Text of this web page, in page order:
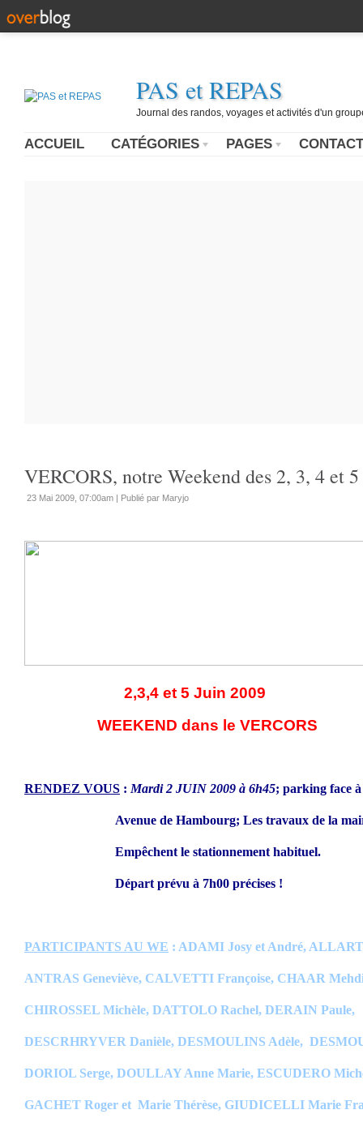
PAS et REPAS
Journal des randos, voyages et activités d'un
ACCUEIL CATÉGORIES PAGES CONTACT
VERCORS, notre Weekend des 2, 3, 4 et
23 Mai 2009, 07:00am | Publié par Maryjo
2,3,4 et 5 Juin 2009
WEEKEND dans le VERCORS
RENDEZ VOUS : Mardi 2 JUIN 2009 à 6h45; parking face
Avenue de Hambourg; Les travaux de la mairie
Empêchent le stationnement habituel.
Départ prévu à 7h00 précises !
PARTICIPANTS AU WE : ADAMI Josy et André,
ANTRAS Geneviève, CALVETTI Françoise, CHAAR
CHIROSSEL Michèle, DATTOLO Rachel, DERAIN Paule,
DESCRHRYVER Danièle, DESMOULINS Adèle,
DORIOL Serge, DOULLAY Anne Marie, ESCUDERO
GACHET Roger et Marie Thérèse, GIUDICELLI Marie